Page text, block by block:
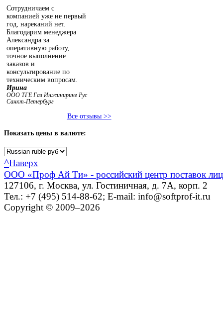
Сотрудничаем с
компанией уже не первый
год, нареканий нет.
Благодарим менеджера
Александра за
оперативную работу,
точное выполнение
заказов и
консультирование по
техническим вопросам.
Ирина
ООО ТГЕ Газ Инжиниринг Рус
Санкт-Петербург
Все отзывы >>
Показать цены в валюте:
^Наверх
ООО «Проф Ай Ти» - российский центр поставок
127106, г. Москва, ул. Гостиничная, д. 7А, корп. 2
Тел.: +7 (495) 514-88-62; E-mail: info@softprof-it.ru
Copyright © 2009–2026